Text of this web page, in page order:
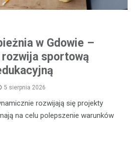
w Gdowie –
sportową
5 sierpnia 2026
rozwijają się projekty
na celu polepszenie warunków